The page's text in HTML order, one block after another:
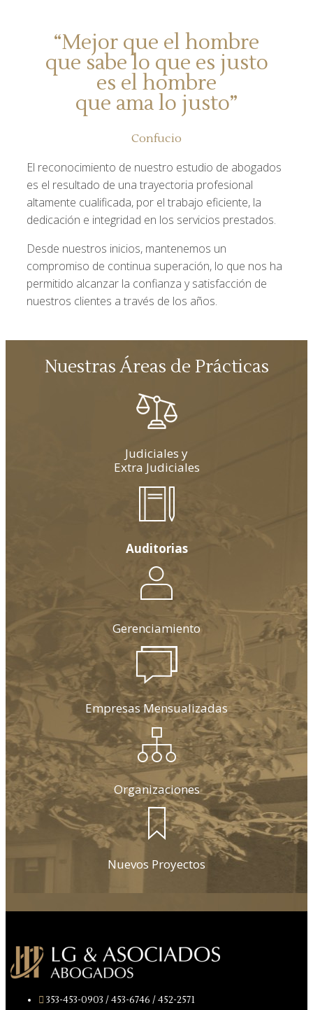
“Mejor que el hombre
que sabe lo que es justo
es el hombre
que ama lo justo”
Confucio
El reconocimiento de nuestro estudio de abogados
es el resultado de una trayectoria profesional
altamente cualificada, por el trabajo eficiente, la
dedicación e integridad en los servicios prestados.
Desde nuestros inicios, mantenemos un
compromiso de continua superación, lo que nos ha
permitido alcanzar la confianza y satisfacción de
nuestros clientes a través de los años.
Nuestras Áreas de Prácticas
Judiciales y
Extra Judiciales
Auditorias
Gerenciamiento
Empresas Mensualizadas
Organizaciones
Nuevos Proyectos
353-453-0903 / 453-6746 / 452-2571